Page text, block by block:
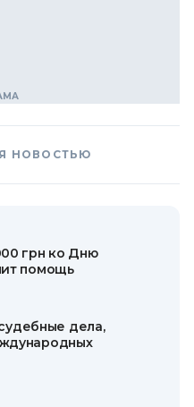
НОВОСТЬЮ
грн ко Дню
помощь
дела,